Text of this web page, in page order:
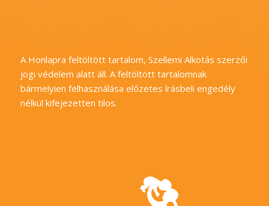
A Honlapra feltöltött tartalom, Szellemi Alkotás szerzői
jogi védelem alatt áll. A feltöltött tartalomnak
bármelyien felhasználása előzetes írásbeli engedély
nélkül kifejezetten tilos.